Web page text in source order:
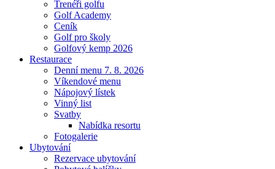
Trenéři golfu
Golf Academy
Ceník
Golf pro školy
Golfový kemp 2026
Restaurace
Denní menu 7. 8. 2026
Víkendové menu
Nápojový lístek
Vinný list
Svatby
Nabídka resortu
Fotogalerie
Ubytování
Rezervace ubytování